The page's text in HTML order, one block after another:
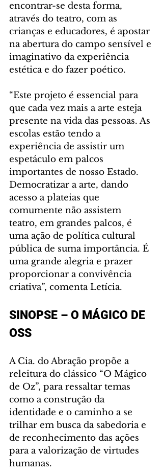
encontrar-se desta forma,
através do teatro, com as
crianças e educadores, é apostar
na abertura do campo sensível e
imaginativo da experiência
estética e do fazer poético.
“Este projeto é essencial para
que cada vez mais a arte esteja
presente na vida das pessoas. As
escolas estão tendo a
experiência de assistir um
espetáculo em palcos
importantes de nosso Estado.
Democratizar a arte, dando
acesso a plateias que
comumente não assistem
teatro, em grandes palcos, é
uma ação de política cultural
pública de suma importância. É
uma grande alegria e prazer
proporcionar a convivência
criativa”, comenta Letícia.
SINOPSE – O MÁGICO DE
OSS
A Cia. do Abração propõe a
releitura do clássico “O Mágico
de Oz”, para ressaltar temas
como a construção da
identidade e o caminho a se
trilhar em busca da sabedoria e
de reconhecimento das ações
para a valorização de virtudes
humanas.